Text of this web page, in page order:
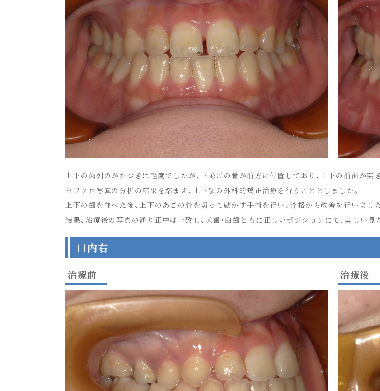
上下の歯列のがたつきは軽度でしたが、下あごの骨が前方に位置しており、上下の前歯が突
セファロ写真の分析の結果を踏まえ、上下顎の外科的矯正治療を行うこととしました。
上下の歯を並べた後、上下のあごの骨を切って動かす手術を行い、骨格から改善を行いました
結果、治療後の写真の通り正中は一致し、犬歯・臼歯ともに正しいポジションにて、美しい
口内右
治療前 治療後